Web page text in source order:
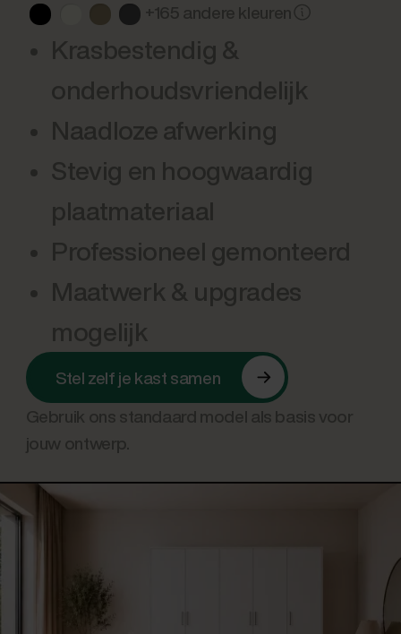
+165 andere kleuren
Krasbestendig &
onderhoudsvriendelijk
Naadloze afwerking
Stevig en hoogwaardig
plaatmateriaal
Professioneel gemonteerd
Maatwerk & upgrades
mogelijk
Stel zelf je kast samen
Gebruik ons standaard model als basis voor
jouw ontwerp.